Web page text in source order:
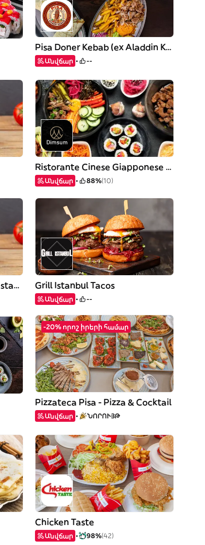
Pisa Doner Kebab (ex Aladdin Kebab)
Անվճար --
Ristorante Cinese Giapponese M.dimsum
Անվճար 88%(10)
Best kebab & Best food & restaurant Grill Istanbul Tacos
Անվճար --
-20% որոշ իրերի համար
Pizzateca Pisa - Pizza & Cocktail
Անվճար ՆՈՐՈՒՅԹ
Chicken Taste
Անվճար 98%(42)